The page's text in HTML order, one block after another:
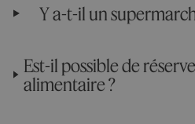
Y a-t-il un
Est-il possible de
alimentaire ?